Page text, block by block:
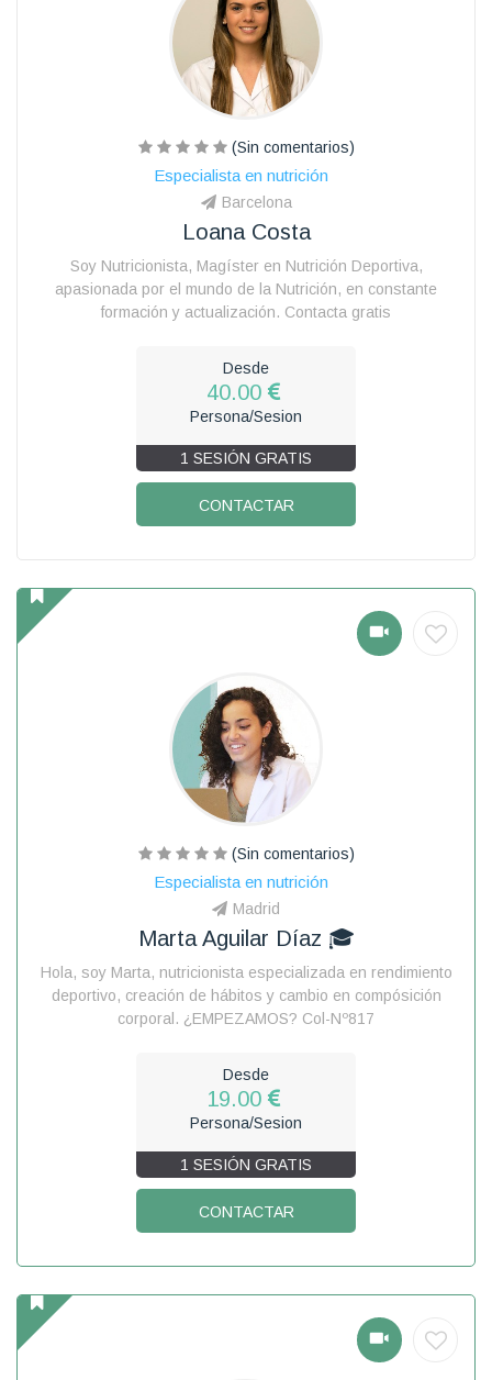
(Sin comentarios)
Especialista en nutrición
Barcelona
Loana Costa
Soy Nutricionista, Magíster en Nutrición Deportiva,
apasionada por el mundo de la Nutrición, en constante
formación y actualización. Contacta gratis
Desde
40.00
Persona/Sesion
1 SESIÓN GRATIS
CONTACTAR
(Sin comentarios)
Especialista en nutrición
Madrid
Marta Aguilar Díaz 🎓
Hola, soy Marta, nutricionista especializada en rendimiento
deportivo, creación de hábitos y cambio en compósición
corporal. ¿EMPEZAMOS? Col-Nº817
Desde
19.00
Persona/Sesion
1 SESIÓN GRATIS
CONTACTAR